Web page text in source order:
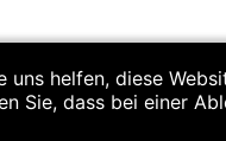
helfen, diese
Sie, dass bei einer